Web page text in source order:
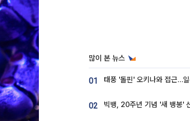
많이 본 뉴스
01
02